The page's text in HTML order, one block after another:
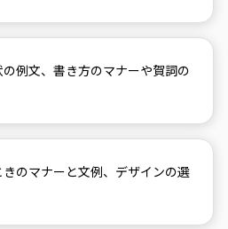
例文、書き方のマナーや賀詞の
のマナーと文例、デザインの選